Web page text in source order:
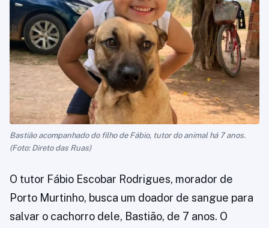
Bastião acompanhado do filho de Fábio, tutor do animal há 7 anos.
(Foto: Direto das Ruas)
O tutor Fábio Escobar Rodrigues, morador de
Porto Murtinho, busca um doador de sangue para
salvar o cachorro dele, Bastião, de 7 anos. O